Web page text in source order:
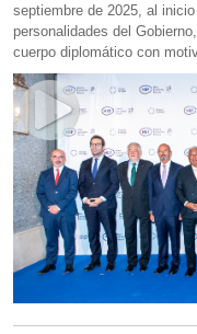
septiembre de 2025, al
personalidades del
cuerpo diplomático con